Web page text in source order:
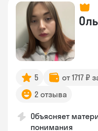
5 от 1717 ₽
2 отзыва
Объясняет
понимания